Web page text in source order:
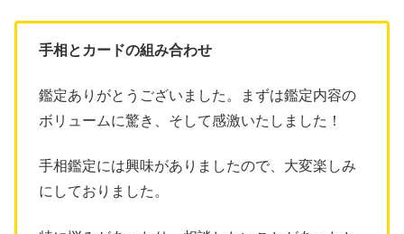
手相とカードの組み合わせ
鑑定ありがとうございました。まずは鑑定内容の
ボリュームに驚き、そして感激いたしました！
手相鑑定には興味がありましたので、大変楽しみ
にしておりました。